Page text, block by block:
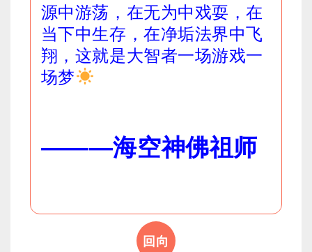
源中游荡，在无为中戏耍，在
当下中生存，在净垢法界中飞
翔，这就是大智者一场游戏一
场梦
———海空神佛祖师
回向